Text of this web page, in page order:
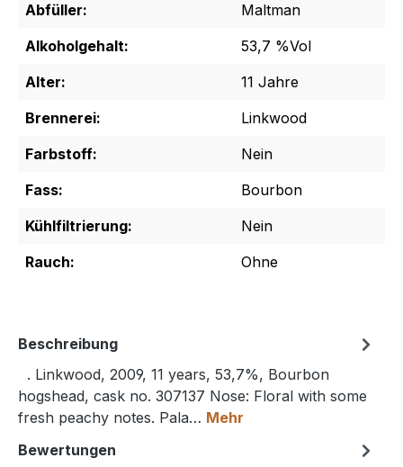
Abfüller:
Maltman
Alkoholgehalt:
53,7 %Vol
Alter:
11 Jahre
Brennerei:
Linkwood
Farbstoff:
Nein
Fass:
Bourbon
Kühlfiltrierung:
Nein
Rauch:
Ohne
Beschreibung
. Linkwood, 2009, 11 years, 53,7%, Bourbon
hogshead, cask no. 307137 Nose: Floral with some
fresh peachy notes. Pala… Mehr
Bewertungen